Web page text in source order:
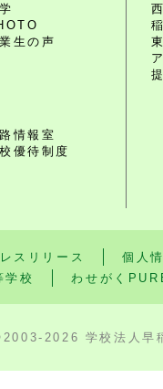
生の声
情報室
優待制度
スリリース 個人
学校 わせがく
2026 学校法人